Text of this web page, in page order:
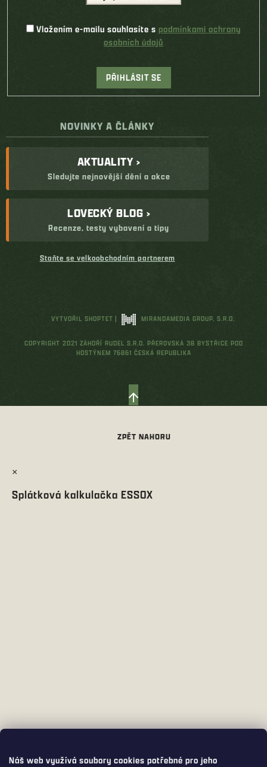
Náš web využívá soubory cookies potřebné pro jeho
Vložením e-mailu souhlasíte s podmínkami ochrany
osobních údajů
PŘIHLÁSIT SE
NOVINKY A ČLÁNKY
AKTUALITY ›
Sledujte nejnovější dění a akce
LOVECKÝ BLOG ›
Recenze, testy vybavení a tipy
Staňte se velkoobchodním partnerem
VYTVOŘIL SHOPTET | MIRANDAMEDIA GROUP, S.R.O.
COPYRIGHT 2021 ZÁHOŘÍ RUDEL S.R.O. PŘEROVSKÁ 38 BYSTŘICE POD
HOSTÝNEM 76861 ČESKÁ REPUBLIKA
×
Splátková kalkulačka ESSOX